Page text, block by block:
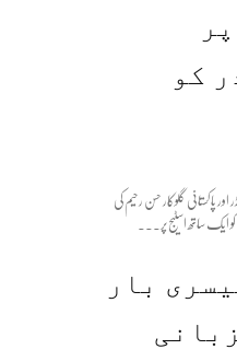
کو
پاکستانی گلوکار حسن رحیم کی
ایک ساتھ اسٹیج پر...
بار